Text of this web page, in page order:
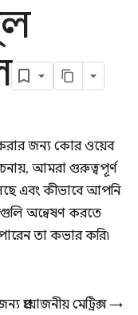
করার জন্য কোর ওয়েব
আমরা গুরুত্বপূর্ণ
এবং কীভাবে আপনি
অন্বেষণ করতে
তা কভার করি৷
প্রয়োজনীয় মেট্রিক্স →